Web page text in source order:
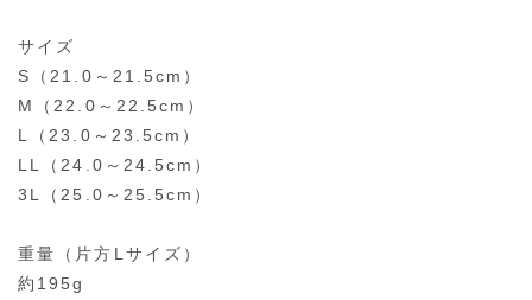
サイズ
S（21.0～21.5cm）
M（22.0～22.5cm）
L（23.0～23.5cm）
LL（24.0～24.5cm）
3L（25.0～25.5cm）
重量（片方Lサイズ）
約195g